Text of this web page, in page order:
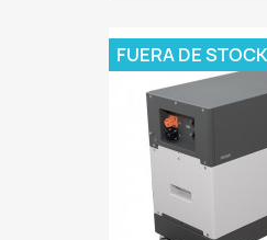
FUERA DE STOCK